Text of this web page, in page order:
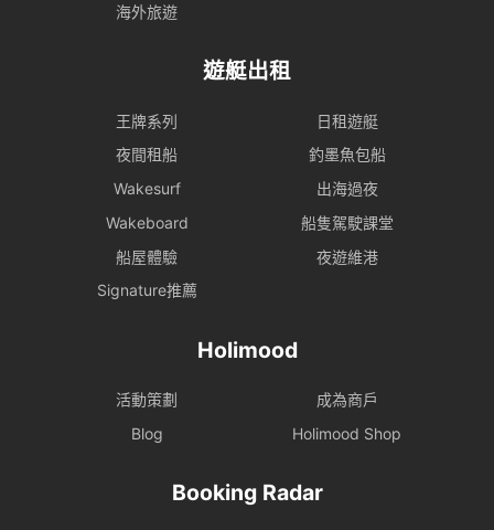
海外旅遊
遊艇出租
王牌系列
日租遊艇
夜間租船
釣墨魚包船
Wakesurf
出海過夜
Wakeboard
船隻駕駛課堂
船屋體驗
夜遊維港
Signature推薦
Holimood
活動策劃
成為商戶
Blog
Holimood Shop
Booking Radar